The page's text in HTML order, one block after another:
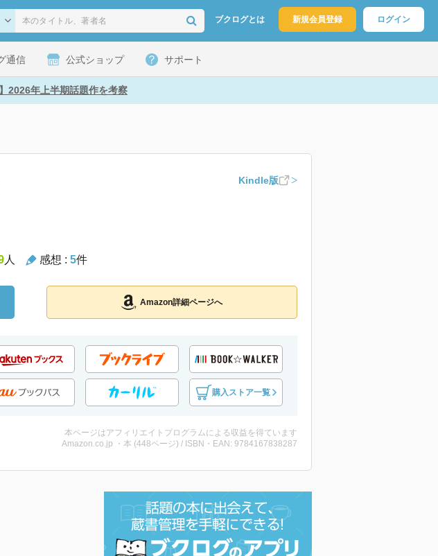
ブクログとは 新規会員登録 ログイン
通信 公式ショップ サポート
2026年上半期話題作を考察
Kindle版
人 感想 : 5件
Amazon詳細ページへ
購入ストア一覧
本ページはアフィリエイトプログラムによる収益を得ています
Amazon.co.jp ・本 (448ページ) / ISBN・EAN: 9784167838287